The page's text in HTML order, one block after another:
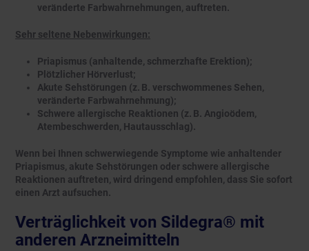
veränderte Farbwahrnehmungen, auftreten.
Sehr seltene Nebenwirkungen:
Priapismus (anhaltende, schmerzhafte Erektion);
Plötzlicher Hörverlust;
Akute Sehstörungen (z. B. verschwommenes Sehen,
veränderte Farbwahrnehmung);
Schwere allergische Reaktionen (z. B. Angioödem,
Atembeschwerden, Hautausschlag).
Wenn bei Ihnen schwerwiegende Symptome wie anhaltender
Priapismus, akute Sehstörungen oder schwere allergische
Reaktionen auftreten, wird dringend empfohlen, dass Sie sofort
einen Arzt aufsuchen.
Verträglichkeit von Sildegra® mit
anderen Arzneimitteln